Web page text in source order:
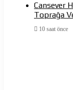
Cansever
Toprağa
10 saat önce